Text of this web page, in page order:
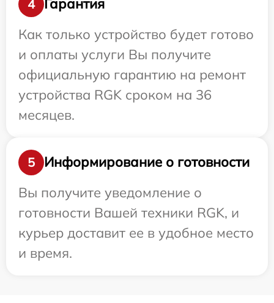
4
Гарантия
Как только устройство будет готово
и оплаты услуги Вы получите
официальную гарантию на ремонт
устройства RGK сроком на 36
месяцев.
5
Информирование о готовности
Вы получите уведомление о
готовности Вашей техники RGK, и
курьер доставит ее в удобное место
и время.